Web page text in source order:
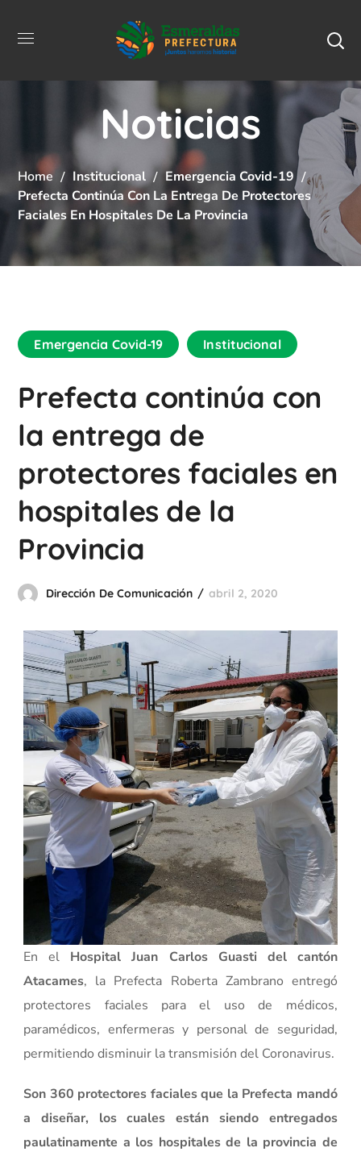
Noticias
Home Institucional
Emergencia Covid-19
Prefecta Continúa Con La Entrega De Protectores
Faciales En Hospitales De La Provincia
Emergencia Covid-19 Institucional
Prefecta continúa con
la entrega de
protectores faciales en
hospitales de la
Provincia
Dirección De Comunicación abril 2, 2020
En el Hospital Juan Carlos Guasti del cantón
Atacames, la Prefecta Roberta Zambrano entregó
protectores faciales para el uso de médicos,
paramédicos, enfermeras y personal de seguridad,
permitiendo disminuir la transmisión del Coronavirus.
Son 360 protectores faciales que la Prefecta mandó
a diseñar, los cuales están siendo entregados
paulatinamente a los hospitales de la provincia de